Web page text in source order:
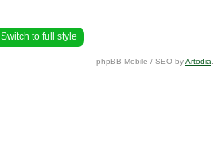
Switch to full style
phpBB Mobile / SEO byArtodia